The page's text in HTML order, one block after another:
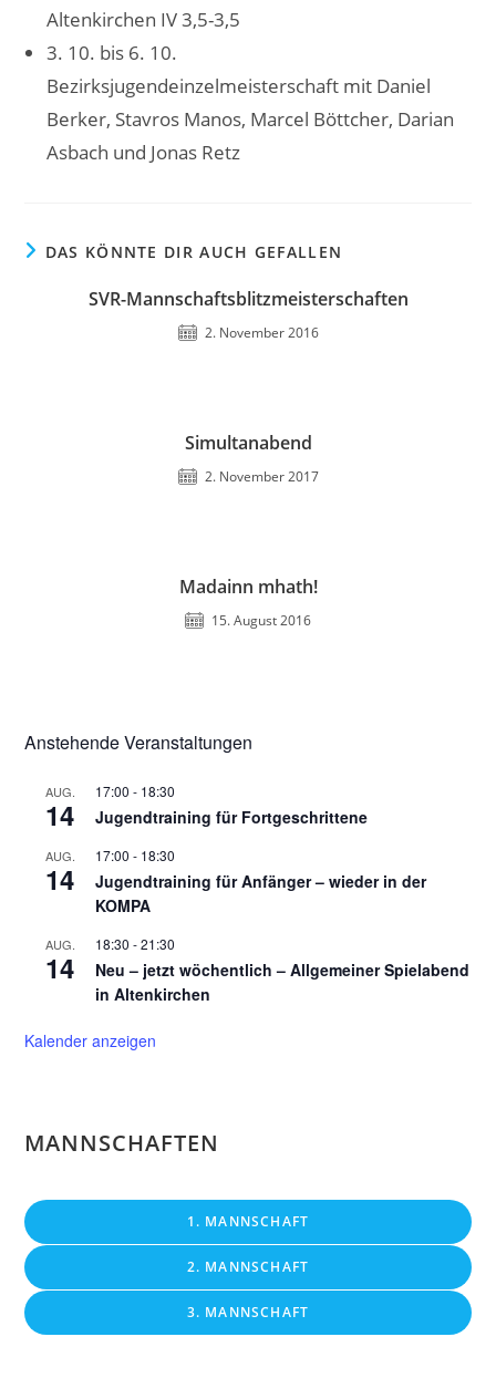
Altenkirchen IV 3,5-3,5
3. 10. bis 6. 10.
Bezirksjugendeinzelmeisterschaft mit Daniel
Berker, Stavros Manos, Marcel Böttcher, Darian
Asbach und Jonas Retz
DAS KÖNNTE DIR AUCH GEFALLEN
SVR-Mannschaftsblitzmeisterschaften
2. November 2016
Simultanabend
2. November 2017
Madainn mhath!
15. August 2016
Anstehende Veranstaltungen
AUG.
14
17:00 - 18:30
Jugendtraining für Fortgeschrittene
AUG.
14
17:00 - 18:30
Jugendtraining für Anfänger – wieder in der
KOMPA
AUG.
14
18:30 -21:30
Neu – jetzt wöchentlich – Allgemeiner Spielabend
in Altenkirchen
Kalender anzeigen
MANNSCHAFTEN
1. MANNSCHAFT
2. MANNSCHAFT
3. MANNSCHAFT